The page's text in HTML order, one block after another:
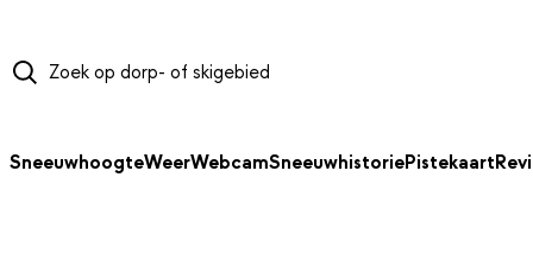
SneeuwhoogteWeerWebcamSneeuwhistoriePistekaart